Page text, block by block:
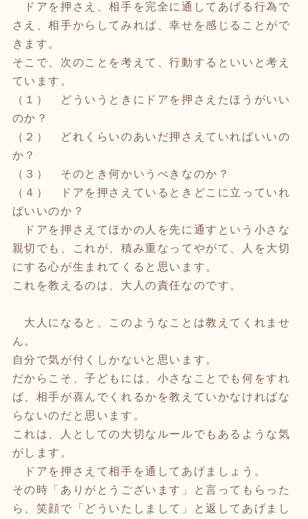
ドアを押さえ、相手を完全に通してあげる行為で
さえ、相手からしてみれば、幸せを感じることがで
きます。
そこで、次のことを考えて、行動するといいと考え
ています。
（１） どういうときにドアを押さえたほうがいい
のか？
（２） どれくらいのあいだ押さえていればいいの
か？
（３） そのとき何かいうべきなのか？
（４） ドアを押さえているときどこに立っていれ
ばいいのか？
ドアを押さえてほかの人を先に通すという小さな
親切でも、これが、積み重なってやがて、人を大切
にする心が生まれてくると思います。
これを教えるのは、大人の責任なのです。
大人になると、このようなことは教えてくれませ
ん。
自分で気が付くしかないと思います。
だからこそ、子どもには、小さなことでも何をすれ
ば、相手が喜んでくれるかを教えていかなければな
らないのだと思います。
これは、人としての大切なルールでもあるような気
がします。
ドアを押さえて相手を通してあげましょう。
その時「ありがとうございます」と言ってもらった
ら、笑顔で「どういたしまして」と返してあげまし